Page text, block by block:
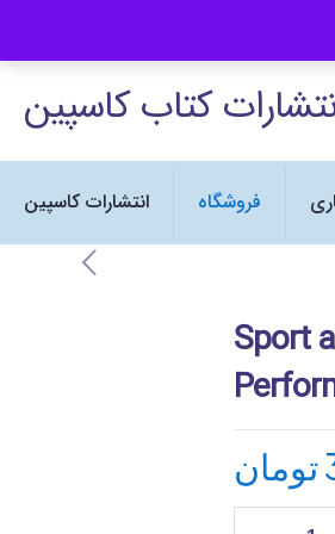
کتاب کاسپین
انتشارات کاسپین فروشگاه
Sport
تومان